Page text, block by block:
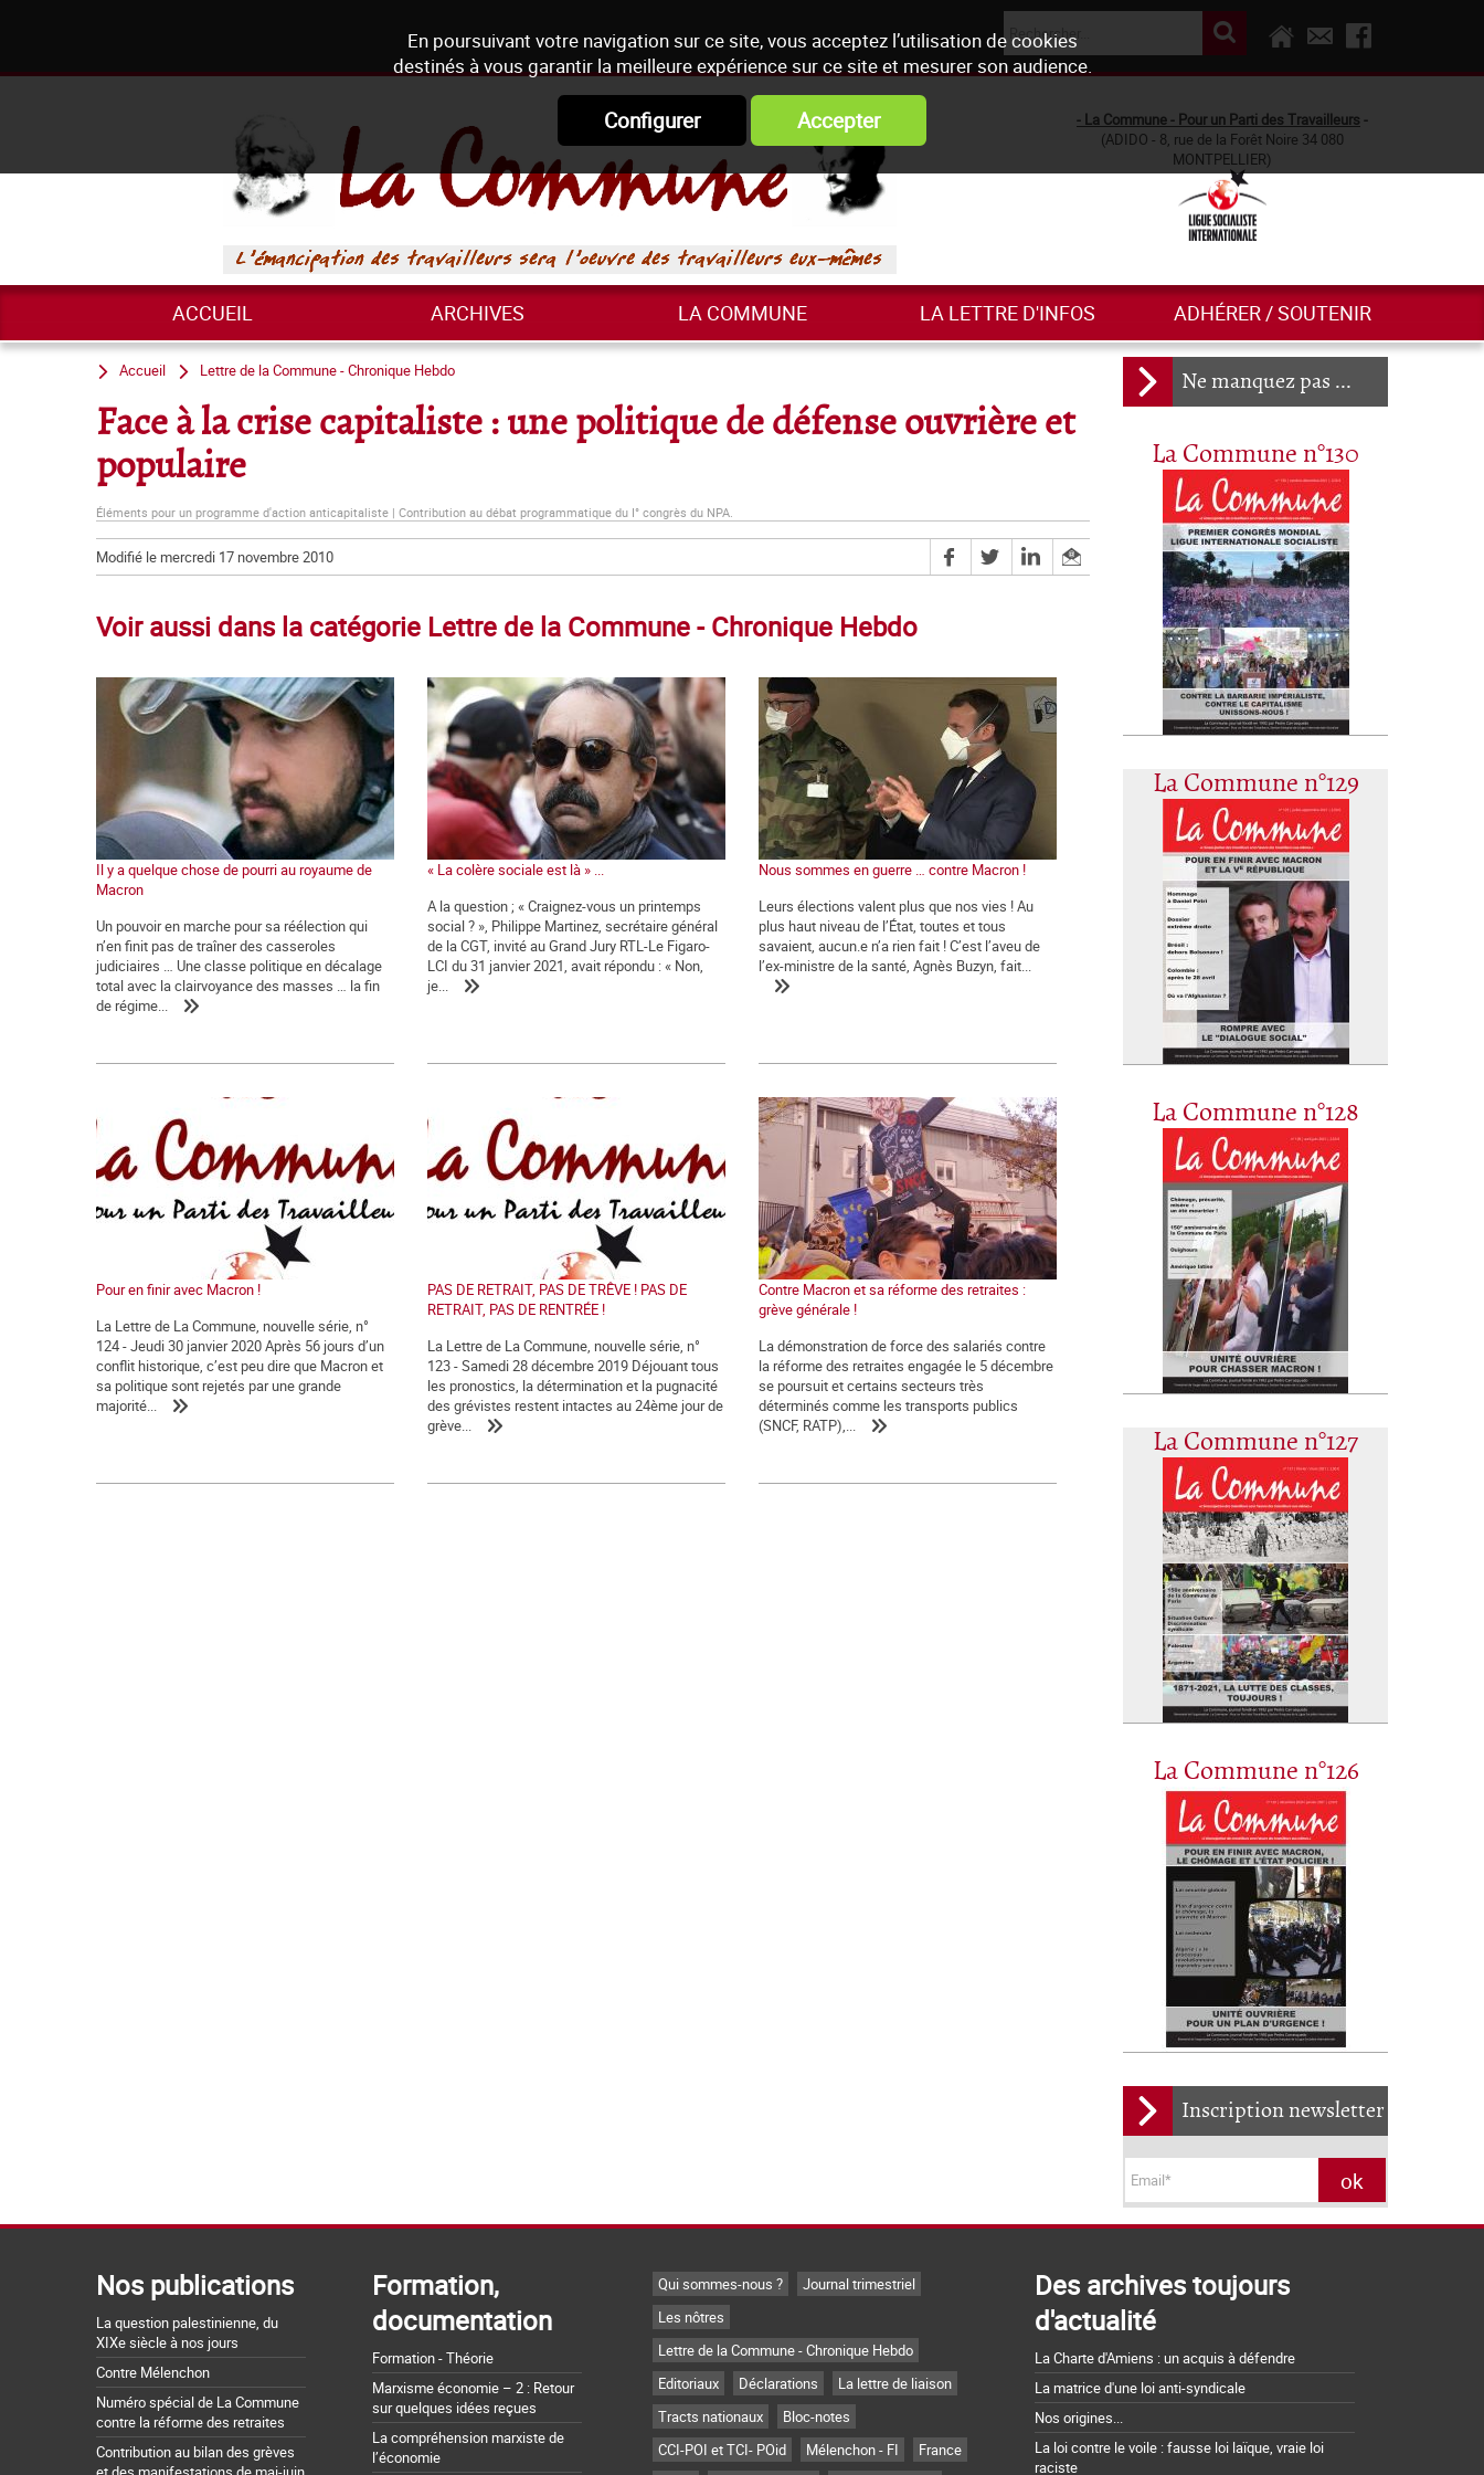
En poursuivant votre navigation sur ce site, vous acceptez l’utilisation de cookies
destinés à vous garantir la meilleure expérience sur ce site et mesurer son audience.
Configurer Accepter - La Commune - Pour un Parti des Travailleurs -
(ADIDO - 8, rue de la Forêt Noire 34 080
MONTPELLIER)
ACCUEIL ARCHIVES LA COMMUNE LA LETTRE D'INFOS ADHÉRER / SOUTENIR
Ne manquez pas ...
La Commune n°130
La Commune n°129
La Commune n°128
La Commune n°127
La Commune n°126
Inscription newsletter
Accueil Lettre de la Commune - Chronique Hebdo
Face à la crise capitaliste : une politique de défense ouvrière et
populaire
Éléments pour un programme d'action anticapitaliste | Contribution au débat programmatique du I° congrès du NPA.
Modifié le mercredi 17 novembre 2010
Voir aussi dans la catégorie Lettre de la Commune - Chronique Hebdo
Il y a quelque chose de pourri au royaume de
Macron
Un pouvoir en marche pour sa réélection qui
n’en finit pas de traîner des casseroles
judiciaires … Une classe politique en décalage
total avec la clairvoyance des masses … la fin
de régime...
« La colère sociale est là » ...
A la question ; « Craignez-vous un printemps
social ? », Philippe Martinez, secrétaire général
de la CGT, invité au Grand Jury RTL-Le Figaro-
LCI du 31 janvier 2021, avait répondu : « Non,
je...
Nous sommes en guerre … contre Macron !
Leurs élections valent plus que nos vies ! Au
plus haut niveau de l’État, toutes et tous
savaient, aucun.e n’a rien fait ! C’est l’aveu de
l’ex-ministre de la santé, Agnès Buzyn, fait...
Pour en finir avec Macron !
La Lettre de La Commune, nouvelle série, n°
124 - Jeudi 30 janvier 2020 Après 56 jours d’un
conflit historique, c’est peu dire que Macron et
sa politique sont rejetés par une grande
majorité...
PAS DE RETRAIT, PAS DE TRÊVE ! PAS DE
RETRAIT, PAS DE RENTRÉE !
La Lettre de La Commune, nouvelle série, n°
123 - Samedi 28 décembre 2019 Déjouant tous
les pronostics, la détermination et la pugnacité
des grévistes restent intactes au 24ème jour de
grève...
Contre Macron et sa réforme des retraites :
grève générale !
La démonstration de force des salariés contre
la réforme des retraites engagée le 5 décembre
se poursuit et certains secteurs très
déterminés comme les transports publics
(SNCF, RATP),...
Nos publications
La question palestinienne, du
XIXe siècle à nos jours
Contre Mélenchon
Numéro spécial de La Commune
contre la réforme des retraites
Contribution au bilan des grèves
Formation,
documentation
Formation - Théorie
Marxisme économie – 2 : Retour
sur quelques idées reçues
La compréhension marxiste de
l’économie
Qui sommes-nous ?
Journal trimestriel
Les nôtres
Lettre de la Commune - Chronique Hebdo
Editoriaux
Déclarations
La lettre de liaison
Tracts nationaux
Bloc-notes
CCI-POI et TCI- POid
Mélenchon - FI
France
Des archives toujours
d'actualité
La Charte d'Amiens : un acquis à défendre
La matrice d'une loi anti-syndicale
Nos origines...
La loi contre le voile : fausse loi laïque, vraie loi
raciste